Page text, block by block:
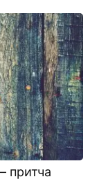
притча